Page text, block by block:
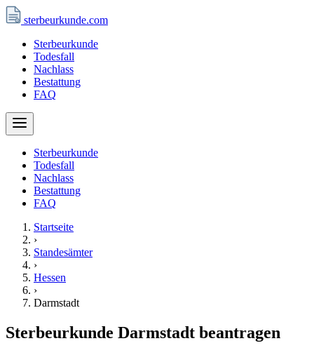
sterbeurkunde.com
Sterbeurkunde
Todesfall
Nachlass
Bestattung
FAQ
Sterbeurkunde
Todesfall
Nachlass
Bestattung
FAQ
Startseite
›
Standesämter
›
Hessen
›
Darmstadt
Sterbeurkunde Darmstadt beantragen